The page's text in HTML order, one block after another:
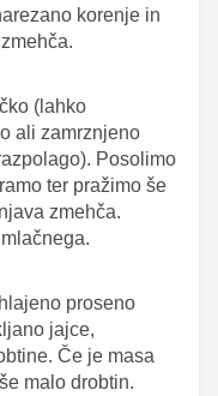
korenje in
(lahko
ali zamrznjeno
Posolimo
ter pražimo še
zmehča.
proseno
jajce,
Če je masa
malo drobtin.